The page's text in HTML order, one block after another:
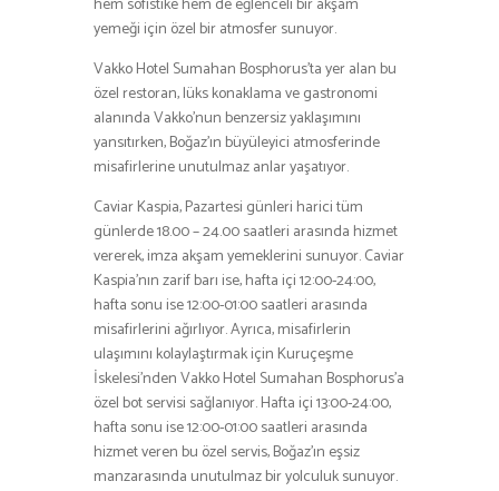
yemeği için özel bir atmosfer sunuyor.
Vakko Hotel Sumahan Bosphorus’ta yer alan bu
özel restoran, lüks konaklama ve gastronomi
alanında Vakko’nun benzersiz yaklaşımını
yansıtırken, Boğaz’ın büyüleyici atmosferinde
misafirlerine unutulmaz anlar yaşatıyor.
Caviar Kaspia, Pazartesi günleri harici tüm
günlerde 18.00 – 24.00 saatleri arasında hizmet
vererek, imza akşam yemeklerini sunuyor. Caviar
Kaspia’nın zarif barı ise, hafta içi 12:00-24:00,
hafta sonu ise 12:00-01:00 saatleri arasında
misafirlerini ağırlıyor. Ayrıca, misafirlerin
ulaşımını kolaylaştırmak için Kuruçeşme
İskelesi’nden Vakko Hotel Sumahan Bosphorus’a
özel bot servisi sağlanıyor. Hafta içi 13:00-24:00,
hafta sonu ise 12:00-01:00 saatleri arasında
hizmet veren bu özel servis, Boğaz’ın eşsiz
manzarasında unutulmaz bir yolculuk sunuyor.